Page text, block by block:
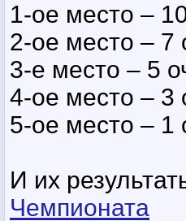
1-ое место –
2-ое место – 7
3-е место – 5
4-ое место – 3
5-ое место – 1
И их
Чемпионата